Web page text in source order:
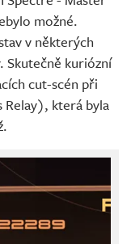
možné.
v některých
Skutečně kuriózní
cut-scén při
Relay), která byla